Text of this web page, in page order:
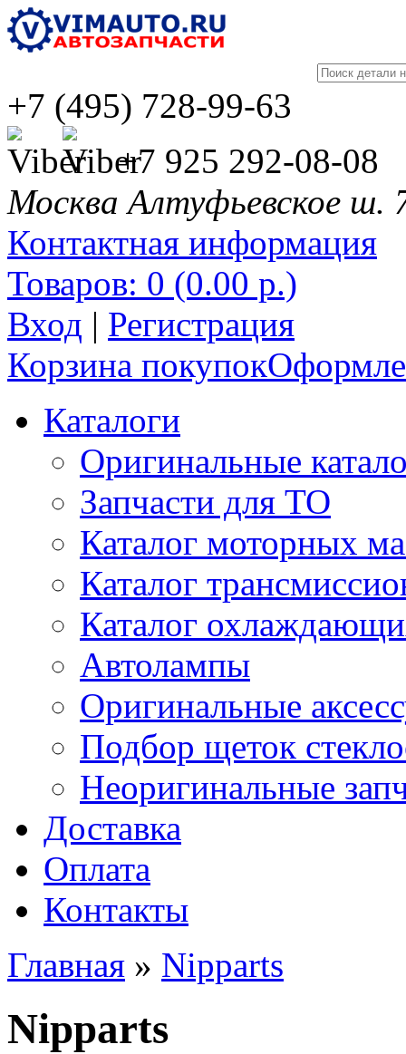
+7 (495) 728-99-63
+7 925 292-08-08
Москва Алтуфьевское ш.
Контактная информация
Товаров: 0 (0.00 р.)
Вход | Регистрация
Корзина покупок
Каталоги
Оригинальные
Запчасти для ТО
Каталог моторных
Каталог
Каталог
Автолампы
Оригинальные
Подбор щеток
Неоригинальные
Доставка
Оплата
Контакты
Главная » Nipparts
Nipparts